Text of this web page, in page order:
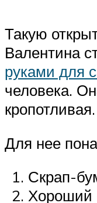
Такую
Валентина
руками для
человека.
кропотливая.
Для нее
Скрап-
Хороший